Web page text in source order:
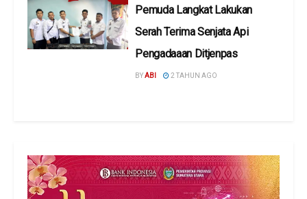
Pemuda Langkat Lakukan
Serah Terima Senjata Api
Pengadaaan Ditjenpas
BYABI 2 TAHUN AGO